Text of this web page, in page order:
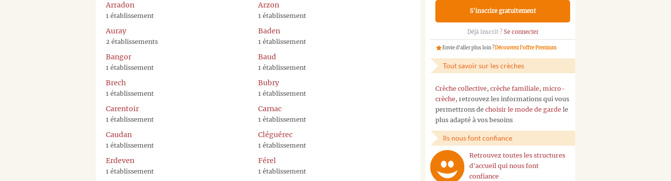
Arradon
1 établissement
Arzon
1 établissement
Auray
2 établissements
Baden
1 établissement
Bangor
1 établissement
Baud
1 établissement
Brech
1 établissement
Bubry
1 établissement
Carentoir
1 établissement
Carnac
1 établissement
Caudan
1 établissement
Cléguérec
1 établissement
Erdeven
1 établissement
Férel
1 établissement
S'inscrire gratuitement
Déjà inscrit ? Se connecter
Envie d'aller plus loin ?Découvrez l'offre Premium
Tout savoir sur les crèches
Crèche collective, crèche familiale, micro-
crèche, retrouvez les informations qui vous
permettrons de choisir le mode de garde le
plus adapté à vos besoins
Ils nous font confiance
Retrouvez toutes les structures
d'accueil qui nous font
confiance